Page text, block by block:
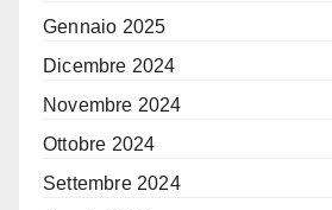
Gennaio 2025
Dicembre 2024
Novembre 2024
Ottobre 2024
Settembre 2024